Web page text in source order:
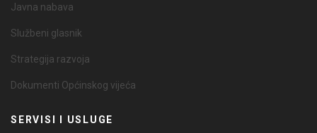
Javna nabava
Službeni glasnik
Strategija razvoja
Dokumenti Općinskog vijeća
SERVISI I USLUGE